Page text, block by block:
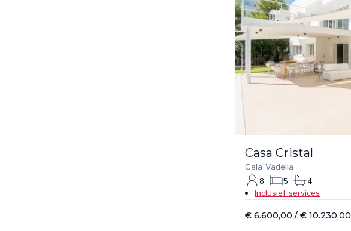
Casa Cristal
Cala Vadella
8
5
4
Inclusief services
€ 6.600,00 / € 10.230,00